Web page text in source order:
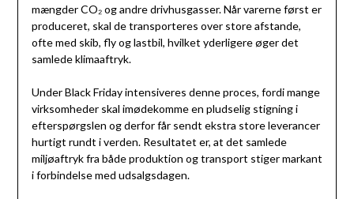
mængder CO₂ og andre drivhusgasser. Når varerne først er
produceret, skal de transporteres over store afstande,
ofte med skib, fly og lastbil, hvilket yderligere øger det
samlede klimaaftryk.
Under Black Friday intensiveres denne proces, fordi mange
virksomheder skal imødekomme en pludselig stigning i
efterspørgslen og derfor får sendt ekstra store leverancer
hurtigt rundt i verden. Resultatet er, at det samlede
miljøaftryk fra både produktion og transport stiger markant
i forbindelse med udsalgsdagen.